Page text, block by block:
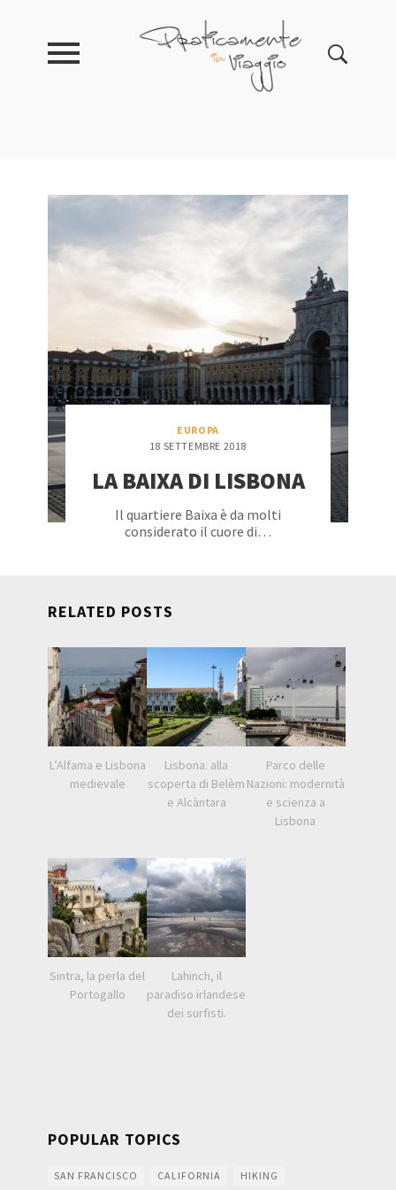
EUROPA
18 SETTEMBRE 2018
LA BAIXA DI LISBONA
Il quartiere Baixa è da molti
considerato il cuore di…
RELATED POSTS
L’Alfama e Lisbona
medievale
Lisbona: alla
scoperta di Belèm
e Alcàntara
Parco delle
Nazioni: modernità
e scienza a
Lisbona
Sintra, la perla del
Portogallo
Lahinch, il
paradiso irlandese
dei surfisti.
POPULAR TOPICS
SAN FRANCISCO CALIFORNIA HIKING